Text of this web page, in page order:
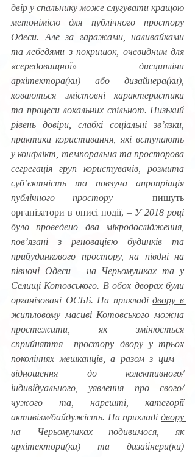
двір у спальнику може слугувати кращою
метонімією для публічного простору
Одеси. Але за гаражами, наливайками
та лебедями з покришок, очевидним для
«середовищної» дисципліни
архітектора(ки) або дизайнера(ки),
ховаються змістовні характеристики
та процеси локальних спільнот. Низький
рівень довіри, слабкі соціальні зв’язки,
практики користивання, які вступають
у конфлікт, темпоральна та просторова
сегрегація груп користувачів, розмита
суб’єктність та повзуча апропріація
публічного простору – пишуть
організатори в описі події, – У 2018 році
було проведено два мікродослідження,
пов’язані з реновацією будинків та
прибудинкового простору, на півдні на
півночі Одеси – на Черьомушках та у
Селищі Котовського. В обох дворах були
організовані ОСББ. На прикладі двору в
житловому масиві Котовського можна
простежити, як змінюється
сприйняття  простору двору у трьох
поколіннях мешканців, а разом з цим –
відношення до колективного/
індивідуального, уявлення про свого/
чужого та, нарешті, категорії
активізм/байдужість. На прикладі двору
на Черьомушках подивимося, як
архітектори(ки) та дизайнери(ки)